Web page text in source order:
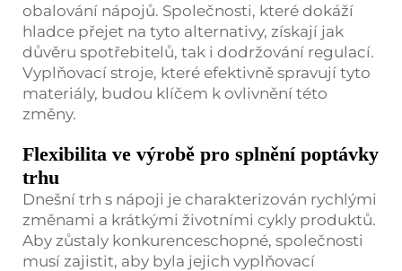
obalování nápojů. Společnosti, které dokáží
hladce přejet na tyto alternativy, získají jak
důvěru spotřebitelů, tak i dodržování regulací.
Vyplňovací stroje, které efektivně spravují tyto
materiály, budou klíčem k ovlivnění této
změny.
Flexibilita ve výrobě pro splnění poptávky
trhu
Dnešní trh s nápoji je charakterizován rychlými
změnami a krátkými životními cykly produktů.
Aby zůstaly konkurenceschopné, společnosti
musí zajistit, aby byla jejich vyplňovací